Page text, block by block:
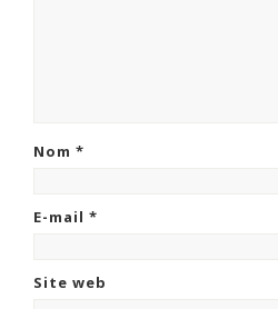
Nom *
E-mail *
Site web